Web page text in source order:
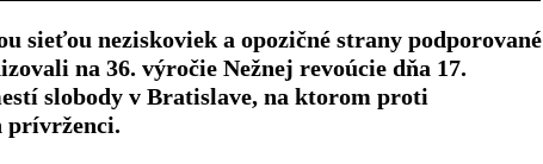
sieťou neziskoviek a opozičné strany podporované
na 36. výročie Nežnej revoúcie dňa 17.
slobody v Bratislave, na ktorom proti
prívrženci.